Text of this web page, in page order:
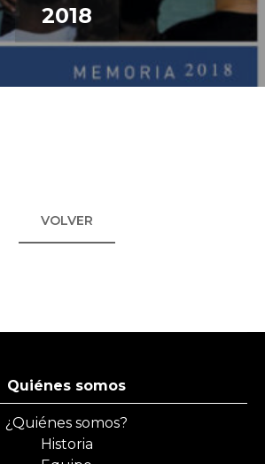
2018
VOLVER
Quiénes somos
¿Quiénes somos?
Historia